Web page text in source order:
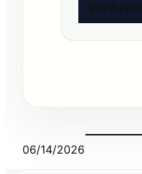
06/14/2026